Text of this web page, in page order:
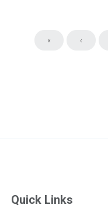
« ‹
Quick Links